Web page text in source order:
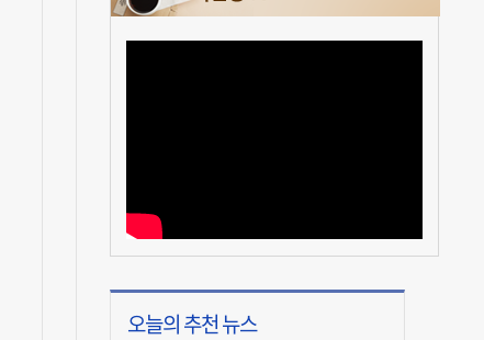
오늘의 추천 뉴스